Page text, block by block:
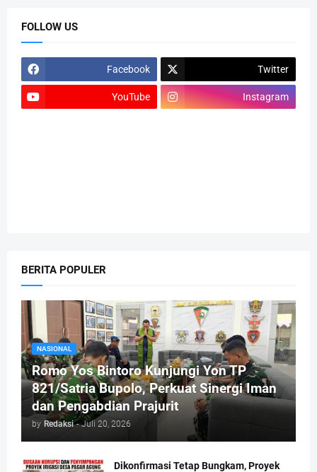
FOLLOW US
Facebook Twitter
YouTube Instagram
BERITA POPULER
NASIONAL
Romo Yos Bintoro Kunjungi Yon TP
821/Satria Bupolo, Perkuat Sinergi Iman
dan Pengabdian Prajurit
by Redaksi - Juli 20, 2026
Dikonfirmasi Tetap Bungkam, Proyek